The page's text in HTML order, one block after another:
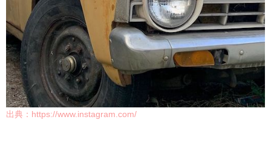
出典：https://www.instagram.com/